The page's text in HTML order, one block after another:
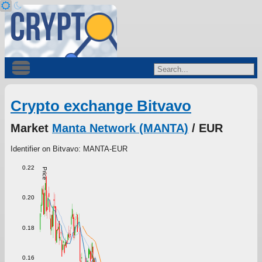
Crypto exchange Bitvavo
Market Manta Network (MANTA) / EUR
Identifier on Bitvavo: MANTA-EUR
Price
0.16
0.18
0.20
0.22